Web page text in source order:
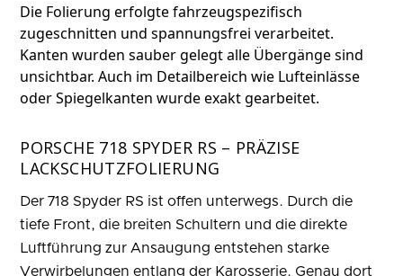
Die Folierung erfolgte fahrzeugspezifisch
zugeschnitten und spannungsfrei verarbeitet.
Kanten wurden sauber gelegt alle Übergänge sind
unsichtbar. Auch im Detailbereich wie Lufteinlässe
oder Spiegelkanten wurde exakt gearbeitet.
PORSCHE 718 SPYDER RS – PRÄZISE
LACKSCHUTZFOLIERUNG
Der 718 Spyder RS ist offen unterwegs. Durch die
tiefe Front, die breiten Schultern und die direkte
Luftführung zur Ansaugung entstehen starke
Verwirbelungen entlang der Karosserie. Genau dort